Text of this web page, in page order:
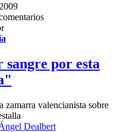
por esta
zamarra valencianista sobre
Dealbert